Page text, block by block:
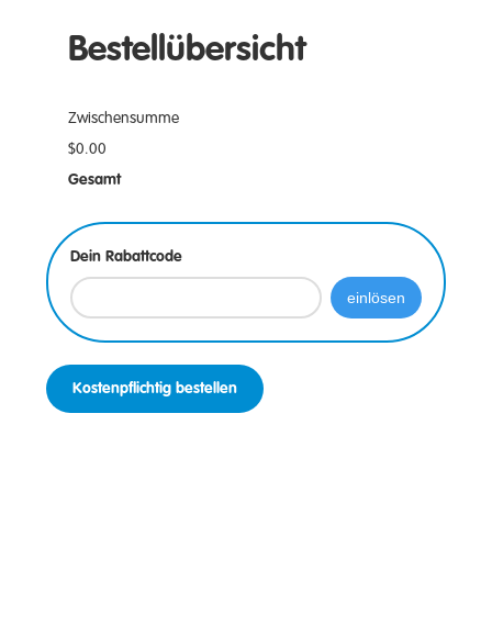
Bestellübersicht
Zwischensumme
$0.00
Gesamt
Dein Rabattcode
einlösen
Kostenpflichtig bestellen